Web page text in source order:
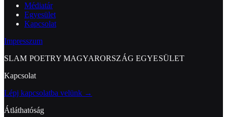
Médiatár
Egyesület
Kapcsolat
Impresszum
SLAM POETRY MAGYARORSZÁG EGYESÜLET
Kapcsolat
Lépj kapcsolatba velünk →
Átláthatóság